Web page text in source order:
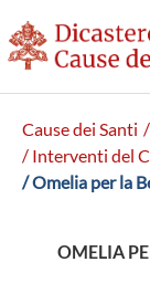
Cause dei Santi
/ Interventi del
/ Omelia per la
OMELIA